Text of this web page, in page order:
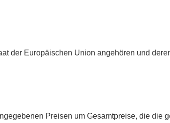
der Europäischen Union angehören und
Preisen um Gesamtpreise, die die